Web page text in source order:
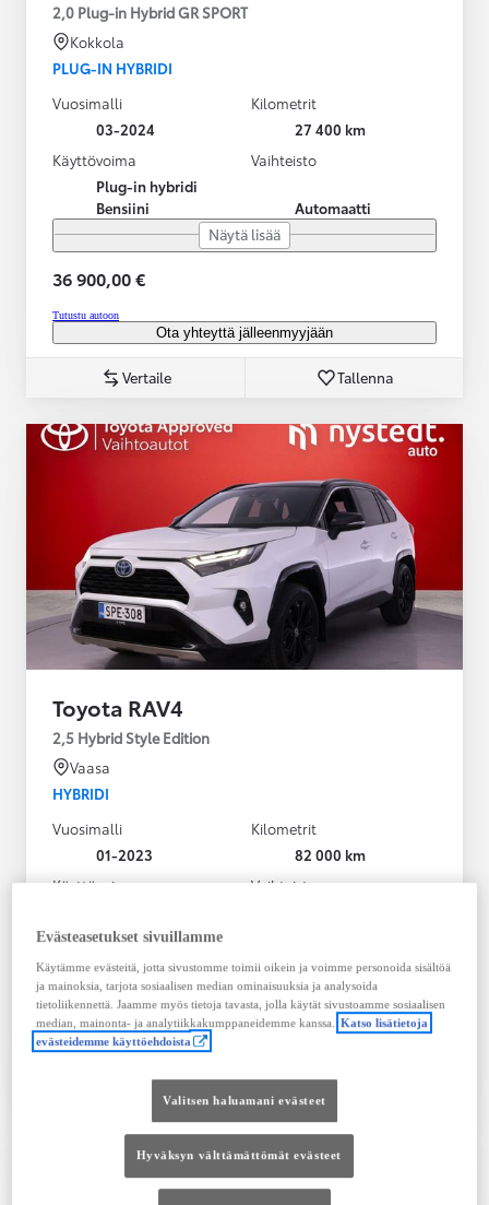
2,0 Plug-in Hybrid GR SPORT
Kokkola
PLUG-IN HYBRIDI
Vuosimalli
03-2024
Kilometrit
27 400 km
Käyttövoima
Plug-in hybridi
Bensiini
Vaihteisto
Automaatti
Näytä lisää
36 900,00 €
Tutustu autoon
Ota yhteyttä jälleenmyyjään
Vertaile Tallenna
Toyota RAV4
2,5 Hybrid Style Edition
Vaasa
HYBRIDI
Vuosimalli
01-2023
Kilometrit
82 000 km
Käyttövoima
Vaihteisto
Näytä lisää
38 900,00 €
495,43 € / kk
Tutustu autoon
Vertaile
Evästeasetukset sivuillamme
Käytämme evästeitä, jotta sivustomme toimii oikein ja voimme personoida sisältöä
ja mainoksia, tarjota sosiaalisen median ominaisuuksia ja analysoida
tietoliikennettä. Jaamme myös tietoja tavasta, jolla käytät sivustoamme sosiaalisen
median, mainonta- ja analytiikkakumppaneidemme kanssa. Katso lisätietoja
evästeidemme käyttöehdoista
Valitsen haluamani evästeet
Hyväksyn välttämättömät evästeet